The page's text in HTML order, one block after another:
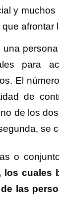
y
una
para
El
de
de los
se
o
los cuales
las